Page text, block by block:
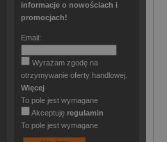
informacje o nowościach i
promocjach!
Email:
Wyrażam zgodę na
otrzymywanie oferty handlowej.
Więcej
To pole jest wymagane
Akceptuję regulamin
To pole jest wymagane